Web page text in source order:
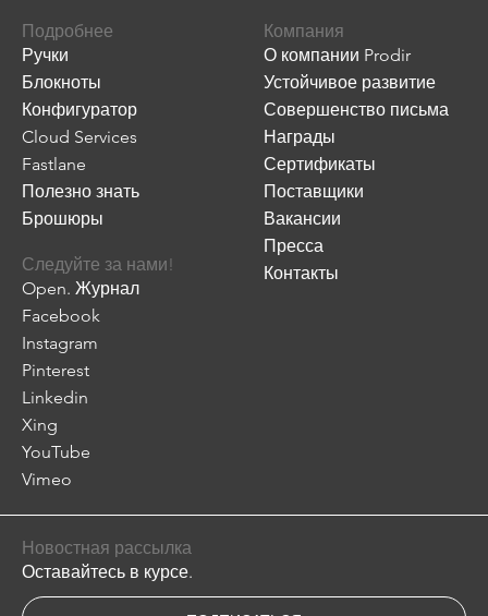
Подробнее
Ручки
Блокноты
Конфигуратор
Cloud Services
Fastlane
Полезно знать
Брошюры
Компания
О компании Prodir
Устойчивое развитие
Совершенство письма
Награды
Сертификаты
Поставщики
Вакансии
Пресса
Контакты
Следуйте за нами!
Open. Журнал
Facebook
Instagram
Pinterest
Linkedin
Xing
YouTube
Vimeo
Новостная рассылка
Оставайтесь в курсе.